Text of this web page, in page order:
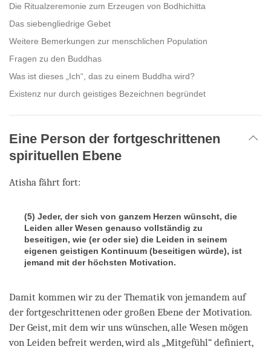
Die Ritualzeremonie zum Erzeugen von Bodhichitta
Das siebengliedrige Gebet
Weitere Bemerkungen zur menschlichen Population
Fragen zu den Buddhas
Was ist dieses „Ich“, das zu einem Buddha wird?
Existenz nur durch geistiges Bezeichnen begründet
Eine Person der fortgeschrittenen
spirituellen Ebene
Atisha fährt fort:
(5) Jeder, der sich von ganzem Herzen wünscht, die
Leiden aller Wesen genauso vollständig zu
beseitigen, wie (er oder sie) die Leiden in seinem
eigenen geistigen Kontinuum (beseitigen würde), ist
jemand mit der höchsten Motivation.
Damit kommen wir zu der Thematik von jemandem auf
der fortgeschrittenen oder großen Ebene der Motivation.
Der Geist, mit dem wir uns wünschen, alle Wesen mögen
von Leiden befreit werden, wird als „Mitgefühl“ definiert,